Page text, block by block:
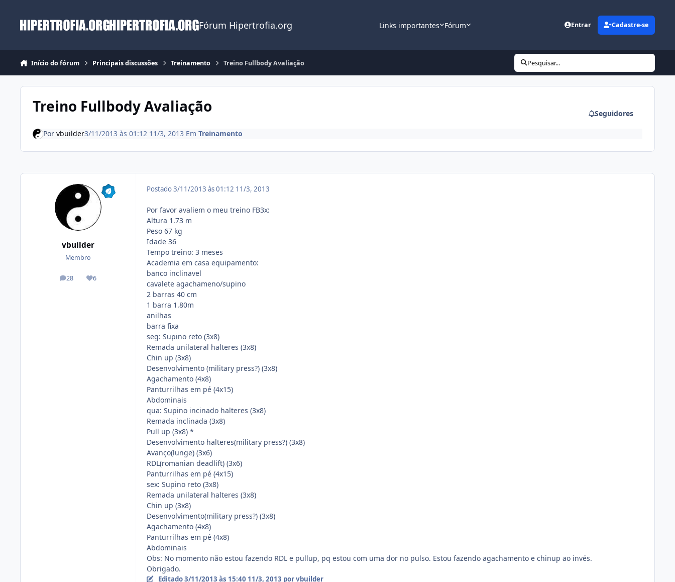
Fórum Hipertrofia.org Links importantes Fórum Entrar Cadastre-se
Início do fórum Principais discussões Treinamento Treino Fullbody Avaliação Pesquisar...
Treino Fullbody Avaliação Seguidores
Por vbuilder3/11/2013 às 01:12 11/3, 2013 Em Treinamento
vbuilder
Membro
28
posts 6
Reputação
Postado3/11/2013 às 01:12 11/3, 2013
Por favor avaliem o meu treino FB3x:
Altura 1.73 m
Peso 67 kg
Idade 36
Tempo treino: 3 meses
Academia em casa equipamento:
banco inclinavel
cavalete agachameno/supino
2 barras 40 cm
1 barra 1.80m
anilhas
barra fixa
seg: Supino reto (3x8)
Remada unilateral halteres (3x8)
Chin up (3x8)
Desenvolvimento (military press?) (3x8)
Agachamento (4x8)
Panturrilhas em pé (4x15)
Abdominais
qua: Supino incinado halteres (3x8)
Remada inclinada (3x8)
Pull up (3x8) *
Desenvolvimento halteres(military press?) (3x8)
Avanço(lunge) (3x6)
RDL(romanian deadlift) (3x6)
Panturrilhas em pé (4x15)
sex: Supino reto (3x8)
Remada unilateral halteres (3x8)
Chin up (3x8)
Desenvolvimento(military press?) (3x8)
Agachamento (4x8)
Panturrilhas em pé (4x8)
Abdominais
Obs: No momento não estou fazendo RDL e pullup, pq estou com uma dor no pulso. Estou fazendo agachamento e chinup ao invés.
Obrigado.
Editado3/11/2013 às 15:40 11/3, 2013 por vbuilder